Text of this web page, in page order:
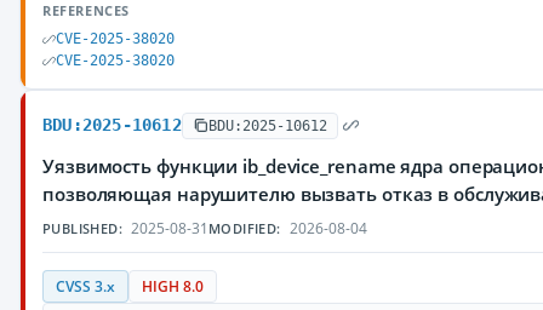
REFERENCES
CVE-2025-38020
CVE-2025-38020
BDU:2025-10612 BDU:2025-10612
Уязвимость функции ib_device_rename ядра
позволяющая нарушителю вызвать отказ в
PUBLISHED: 2025-08-31 MODIFIED: 2026-08-04
CVSS 3.x HIGH 8.0